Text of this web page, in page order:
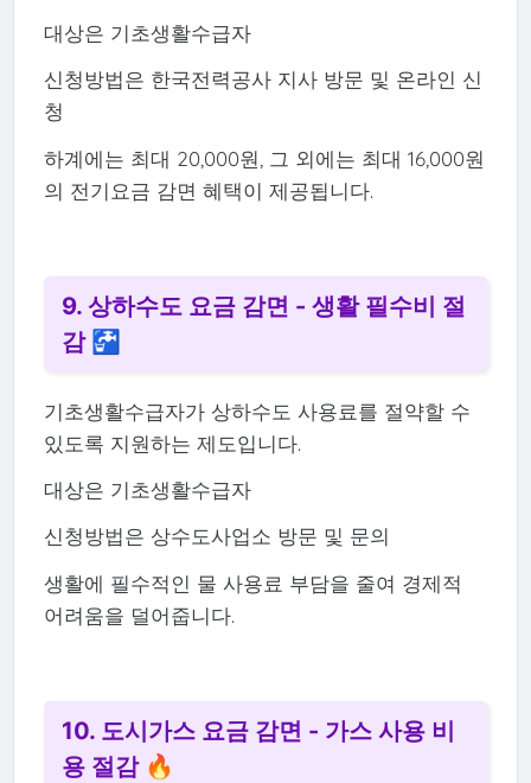
대상은 기초생활수급자
신청방법은 한국전력공사 지사 방문 및 온라인 신
청
하계에는 최대 20,000원, 그 외에는 최대 16,000원
의 전기요금 감면 혜택이 제공됩니다.
9. 상하수도 요금 감면 - 생활 필수비 절
감 🚰
기초생활수급자가 상하수도 사용료를 절약할 수
있도록 지원하는 제도입니다.
대상은 기초생활수급자
신청방법은 상수도사업소 방문 및 문의
생활에 필수적인 물 사용료 부담을 줄여 경제적
어려움을 덜어줍니다.
10. 도시가스 요금 감면 - 가스 사용 비
용 절감 🔥